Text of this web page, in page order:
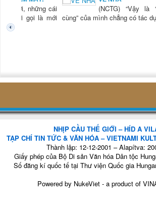
“Xời, những cái
mới gọi là mới
(NCTG) “Vậy là
cùng” của mình chẳng có tác
NHỊP CẦU THẾ GIỚI – HÍD A
TẠP CHÍ TIN TỨC & VĂN HÓA – VIETNAMI
Thành lập: 12-12-2001 – Alapítva:
Giấy phép của Bộ Di sản Văn hóa Dân tộc
Số đăng kí quốc tế tại Thư viện Quốc gia
Powered by NukeViet - a product of